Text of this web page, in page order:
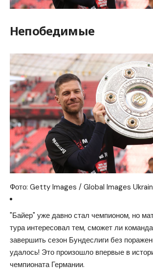
Непобедимые
Фото: Getty Images / Global Images
"Байер" уже давно стал чемпионом, но
тура интересовал тем, сможет ли
завершить сезон Бундеслиги без
удалось! Это произошло впервые в
чемпионата Германии.